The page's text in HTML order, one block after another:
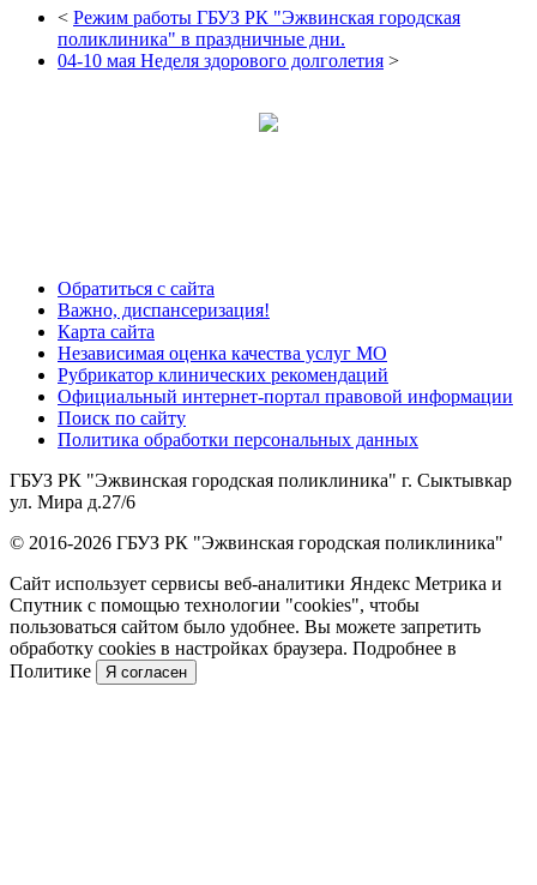
< Режим работы ГБУЗ РК "Эжвинская городская
поликлиника" в праздничные дни.
04-10 мая Неделя здорового долголетия >
Обратиться с сайта
Важно, диспансеризация!
Карта сайта
Независимая оценка качества услуг МО
Рубрикатор клинических рекомендаций
Официальный интернет-портал правовой информации
Поиск по сайту
Политика обработки персональных данных
ГБУЗ РК "Эжвинская городская поликлиника" г. Сыктывкар
ул. Мира д.27/6
© 2016-2026 ГБУЗ РК "Эжвинская городская поликлиника"
Сайт использует сервисы веб-аналитики Яндекс Метрика и
Спутник с помощью технологии "cookies", чтобы
пользоваться сайтом было удобнее. Вы можете запретить
обработку cookies в настройках браузера. Подробнее в
Политике
Я согласен